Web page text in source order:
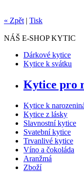
« Zpět | Tisk
NÁŠ E-SHOP KYTIC
Dárkové kytice
Kytice k svátku
Kytice pro
Kytice k
Kytice z lásky
Slavnostní kytice
Svatební kytice
Trvanlivé kytice
Víno a čokoláda
Aranžmá
Zboží